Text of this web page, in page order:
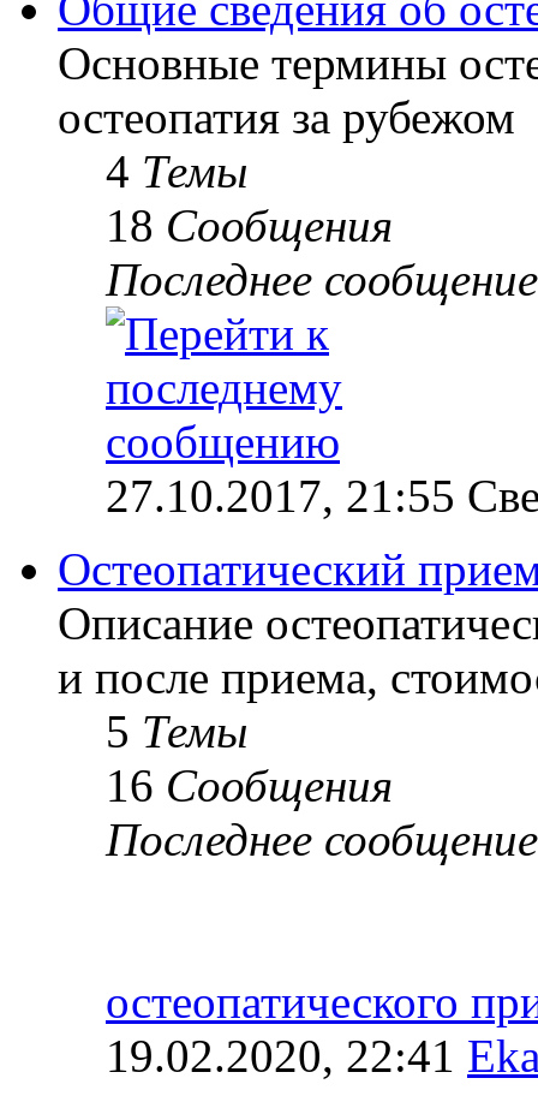
Основные термины
остеопатия за рубежом
4 Темы
18 Сообщения
Последнее сообщение
27.10.2017, 21:55
Остеопатический
Описание
и после приема,
5 Темы
16 Сообщения
Последнее сообщение
остеопатического
19.02.2020, 22:41